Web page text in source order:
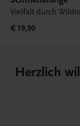
Vielfalt durch
€ 19,90
Herzlich